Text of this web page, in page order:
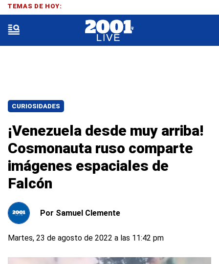
CURIOSIDADES
¡Venezuela desde muy arriba!
Cosmonauta ruso comparte
imágenes espaciales de
Falcón
Por Samuel Clemente
Martes, 23 de agosto de 2022 a las 11:42 pm
TEMAS DE HOY: